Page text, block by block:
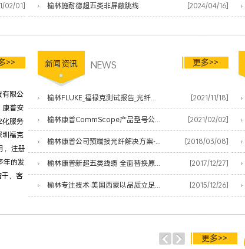
02/01] 榆林施耐德超五类非屏蔽跳线 [2024/04/16]
>>
有限公
康普安
化服务
圳福克
，注册
年的发
、客
新闻资讯 NEWS 更多>>
榆林FLUKE_福禄克测试报告_光纤熔接测试小能手 [2021/11/18]
榆林康普CommScope产品型号公共代码价格表 [2021/02/02]
榆林康普公司预端接光纤解决方案-让您的数据中心服务更快上线 [2018/03/08]
榆林康普新超五类线缆 全面替换原安普蓝白线 [2017/12/27]
榆林专注技术 美国西蒙以品质立足网络时代 [2015/12/26]
更多>>